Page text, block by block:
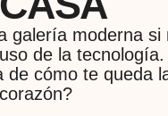
galería moderna si
de la
de cómo te queda